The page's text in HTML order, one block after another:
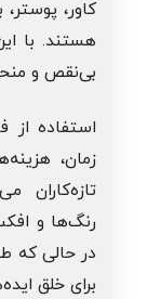
کاور،
هستند. با
بی‌نقص و
استفاده از
زمان،
تازه‌کاران
رنگ‌ها و
در حالی که
برای خلق